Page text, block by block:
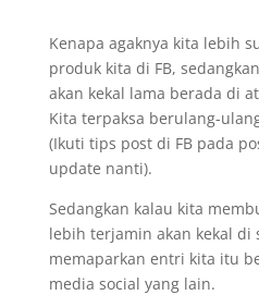
Kenapa agaknya kita lebih
produk kita di FB,
akan kekal lama berada di
Kita terpaksa berulang-
(Ikuti tips post di FB pada
update nanti).
Sedangkan kalau kita
lebih terjamin akan kekal di
memaparkan entri kita itu
media social yang lain.